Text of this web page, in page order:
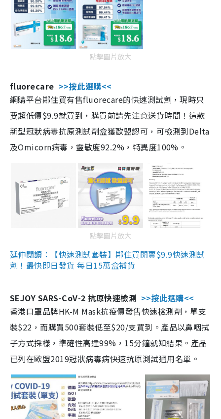
點擊圖片放大
fluorecare >>按此選購<<
網購平台鄰住買有售fluorecare的快速測試劑，現時只
要超低價$9.9就買到，購買前請先注意送貨時間！這款
新型冠狀病毒抗原測試劑盒獲歐盟認可，可檢測到Delta
及Omicorn病毒，靈敏度92.2%，特異度100%。
點擊圖片放大
延伸閱讀：【快速測試套裝】鄰住買開賣$9.9快速測試
劑！最快即日發貨 每日15萬盒補貨
SEJOY SARS-CoV-2 抗原快速檢測 >>按此選購<<
香港口罩品牌HK-M Mask抗疫價發售快速檢測劑，單支
裝$22，而購買500套裝低至$20/支買到。產品以鼻咽拭
子方式採樣，準確性高達99%，15分鐘就知結果。產品
已列在歐盟2019冠狀病毒病快速抗原測試通用名單。